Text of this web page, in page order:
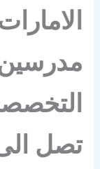
تصل الى 12 الف